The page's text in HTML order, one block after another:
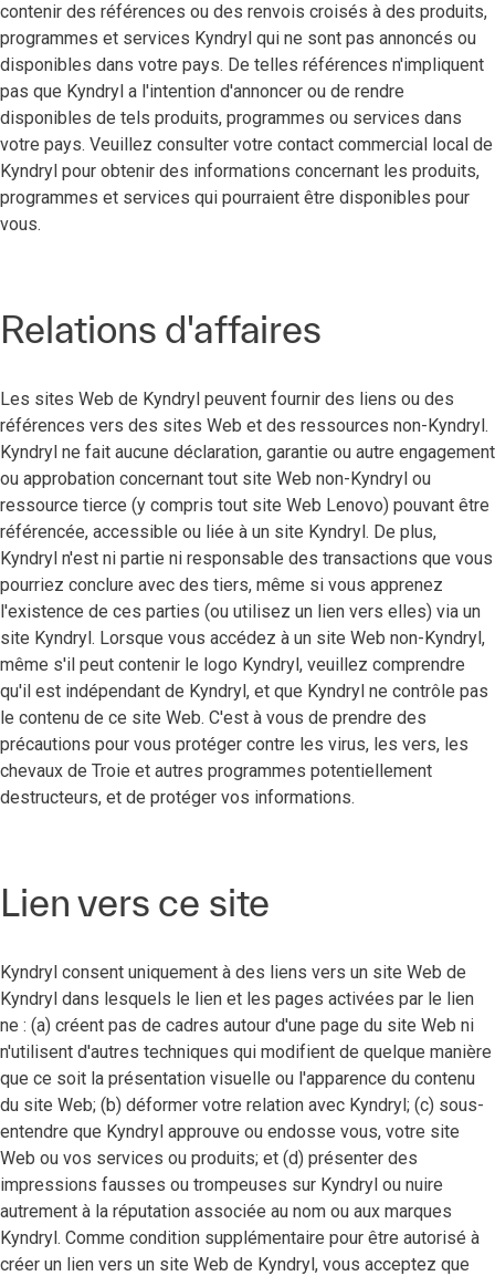
contenir des références ou des renvois croisés à des produits,
programmes et services Kyndryl qui ne sont pas annoncés ou
disponibles dans votre pays. De telles références n'impliquent
pas que Kyndryl a l'intention d'annoncer ou de rendre
disponibles de tels produits, programmes ou services dans
votre pays. Veuillez consulter votre contact commercial local de
Kyndryl pour obtenir des informations concernant les produits,
programmes et services qui pourraient être disponibles pour
vous.
Relations d'affaires
Les sites Web de Kyndryl peuvent fournir des liens ou des
références vers des sites Web et des ressources non-Kyndryl.
Kyndryl ne fait aucune déclaration, garantie ou autre engagement
ou approbation concernant tout site Web non-Kyndryl ou
ressource tierce (y compris tout site Web Lenovo) pouvant être
référencée, accessible ou liée à un site Kyndryl. De plus,
Kyndryl n'est ni partie ni responsable des transactions que vous
pourriez conclure avec des tiers, même si vous apprenez
l'existence de ces parties (ou utilisez un lien vers elles) via un
site Kyndryl. Lorsque vous accédez à un site Web non-Kyndryl,
même s'il peut contenir le logo Kyndryl, veuillez comprendre
qu'il est indépendant de Kyndryl, et que Kyndryl ne contrôle pas
le contenu de ce site Web. C'est à vous de prendre des
précautions pour vous protéger contre les virus, les vers, les
chevaux de Troie et autres programmes potentiellement
destructeurs, et de protéger vos informations.
Lien vers ce site
Kyndryl consent uniquement à des liens vers un site Web de
Kyndryl dans lesquels le lien et les pages activées par le lien
ne : (a) créent pas de cadres autour d'une page du site Web ni
n'utilisent d'autres techniques qui modifient de quelque manière
que ce soit la présentation visuelle ou l'apparence du contenu
du site Web; (b) déformer votre relation avec Kyndryl; (c) sous-
entendre que Kyndryl approuve ou endosse vous, votre site
Web ou vos services ou produits; et (d) présenter des
impressions fausses ou trompeuses sur Kyndryl ou nuire
autrement à la réputation associée au nom ou aux marques
Kyndryl. Comme condition supplémentaire pour être autorisé à
créer un lien vers un site Web de Kyndryl, vous acceptez que